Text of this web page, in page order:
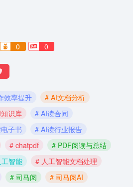
0 0
效率提升
# AI文档分析
识库
# AI读合同
子书
# AI读行业报告
# chatpdf
# PDF阅读与总结
智能
# 人工智能文档处理
# 司马阅
# 司马阅AI